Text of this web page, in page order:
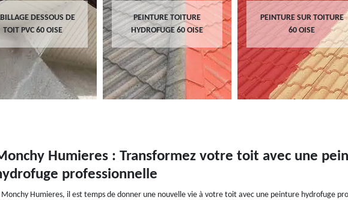
DESSOUS DE
TOIT PVC 60 OISE
PEINTURE TOITURE
HYDROFUGE 60 OISE
PEINTURE SUR TOITURE
60 OISE
Humieres : Transformez votre toit avec une
professionnelle
Monchy Humieres, il est temps de donner une nouvelle vie à votre toit avec une peinture hydrofuge